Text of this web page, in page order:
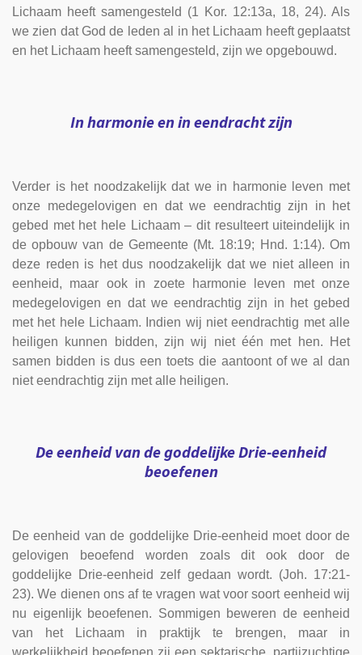
Lichaam heeft samengesteld (1 Kor. 12:13a, 18, 24). Als
we zien dat God de leden al in het Lichaam heeft geplaatst
en het Lichaam heeft samengesteld, zijn we opgebouwd.
In harmonie en in eendracht zijn
Verder is het noodzakelijk dat we in harmonie leven met
onze medegelovigen en dat we eendrachtig zijn in het
gebed met het hele Lichaam – dit resulteert uiteindelijk in
de opbouw van de Gemeente (Mt. 18:19; Hnd. 1:14). Om
deze reden is het dus noodzakelijk dat we niet alleen in
eenheid, maar ook in zoete harmonie leven met onze
medegelovigen en dat we eendrachtig zijn in het gebed
met het hele Lichaam. Indien wij niet eendrachtig met alle
heiligen kunnen bidden, zijn wij niet één met hen. Het
samen bidden is dus een toets die aantoont of we al dan
niet eendrachtig zijn met alle heiligen.
De eenheid van de goddelijke Drie-eenheid
beoefenen
De eenheid van de goddelijke Drie-eenheid moet door de
gelovigen beoefend worden zoals dit ook door de
goddelijke Drie-eenheid zelf gedaan wordt. (Joh. 17:21-
23). We dienen ons af te vragen wat voor soort eenheid wij
nu eigenlijk beoefenen. Sommigen beweren de eenheid
van het Lichaam in praktijk te brengen, maar in
werkelijkheid beoefenen zij een sektarische, partijzuchtige